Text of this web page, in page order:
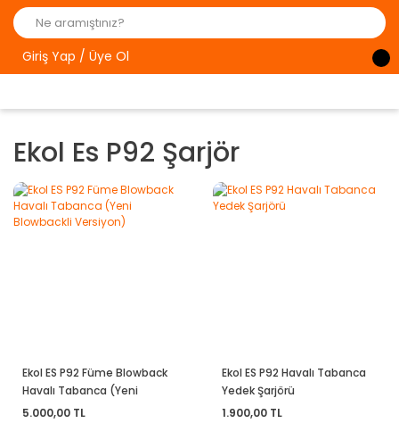
Giriş Yap / Üye Ol
Ekol Es P92 Şarjör
Ekol ES P92 Füme Blowback
Havalı Tabanca (Yeni
Blowbackli Versiyon)
5.000,00 TL
Ekol ES P92 Havalı Tabanca
Yedek Şarjörü
1.900,00 TL